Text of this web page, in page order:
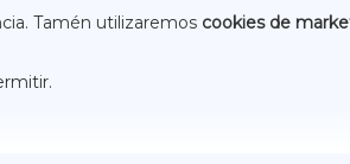
Tamén utilizaremos cookies de